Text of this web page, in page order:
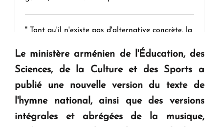
" Tant qu'il n'existe pas d'alternative concrète, la
KASA : 30 ans d'audace, de résilience et d'avenir
en Arménie
Le premier hôtel Hyatt Regency d'Arménie
Le ministère arménien de l'Éducation, des
Sciences, de la Culture et des Sports a
publié une nouvelle version du texte de
l'hymne national, ainsi que des versions
intégrales et abrégées de la musique,